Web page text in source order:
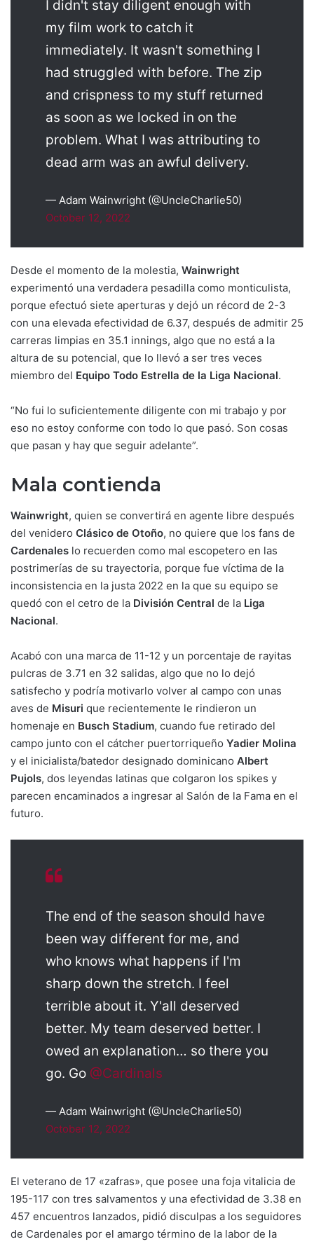
I didn't stay diligent enough with
my film work to catch it
immediately. It wasn't something I
had struggled with before. The zip
and crispness to my stuff returned
as soon as we locked in on the
problem. What I was attributing to
dead arm was an awful delivery.
— Adam Wainwright (@UncleCharlie50)
October 12, 2022
Desde el momento de la molestia, Wainwright
experimentó una verdadera pesadilla como monticulista,
porque efectuó siete aperturas y dejó un récord de 2-3
con una elevada efectividad de 6.37, después de admitir 25
carreras limpias en 35.1 innings, algo que no está a la
altura de su potencial, que lo llevó a ser tres veces
miembro del Equipo Todo Estrella de la Liga Nacional.
“No fui lo suficientemente diligente con mi trabajo y por
eso no estoy conforme con todo lo que pasó. Son cosas
que pasan y hay que seguir adelante”.
Mala contienda
Wainwright, quien se convertirá en agente libre después
del venidero Clásico de Otoño, no quiere que los fans de
Cardenales lo recuerden como mal escopetero en las
postrimerías de su trayectoria, porque fue víctima de la
inconsistencia en la justa 2022 en la que su equipo se
quedó con el cetro de la División Central de la Liga
Nacional.
Acabó con una marca de 11-12 y un porcentaje de rayitas
pulcras de 3.71 en 32 salidas, algo que no lo dejó
satisfecho y podría motivarlo volver al campo con unas
aves de Misuri que recientemente le rindieron un
homenaje en Busch Stadium, cuando fue retirado del
campo junto con el cátcher puertorriqueño Yadier Molina
y el inicialista/batedor designado dominicano Albert
Pujols, dos leyendas latinas que colgaron los spikes y
parecen encaminados a ingresar al Salón de la Fama en el
futuro.
The end of the season should have
been way different for me, and
who knows what happens if I'm
sharp down the stretch. I feel
terrible about it. Y'all deserved
better. My team deserved better. I
owed an explanation… so there you
go. Go @Cardinals
— Adam Wainwright (@UncleCharlie50)
October 12, 2022
El veterano de 17 «zafras», que posee una foja vitalicia de
195-117 con tres salvamentos y una efectividad de 3.38 en
457 encuentros lanzados, pidió disculpas a los seguidores
de Cardenales por el amargo término de la labor de la